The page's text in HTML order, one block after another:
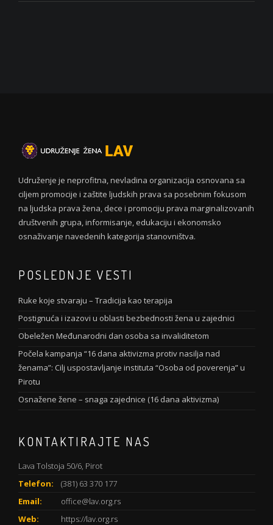
Udruženje je neprofitna, nevladina organizacija osnovana sa
ciljem promocije i zaštite ljudskih prava sa posebnim fokusom
na ljudska prava žena, dece i promociju prava marginalizovanih
društvenih grupa, informisanje, edukaciju i ekonomsko
osnaživanje navedenih kategorija stanovništva.
POSLEDNJE VESTI
Ruke koje stvaraju – Tradicija kao terapija
Postignuća i izazovi u oblasti bezbednosti žena u zajednici
Obeležen Međunarodni dan osoba sa invaliditetom
Počela kampanja “16 dana aktivizma protiv nasilja nad
ženama”: Cilj uspostavljanje instituta “Osoba od poverenja” u
Pirotu
Osnažene žene – snaga zajednice (16 dana aktivizma)
KONTAKTIRAJTE NAS
Lava Tolstoja 50/6, Pirot
Telefon:
(381) 63 370 177
Email:
office@lav.org.rs
Web:
https://lav.org.rs